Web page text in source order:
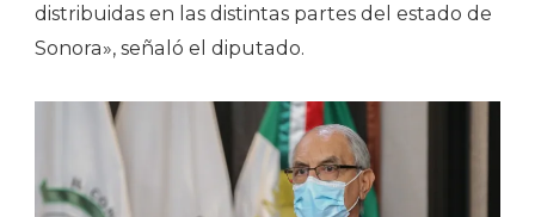
distribuidas en las distintas partes del estado de
Sonora», señaló el diputado.